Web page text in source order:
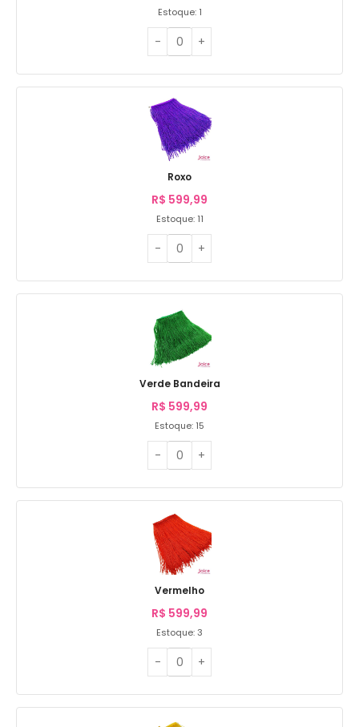
Estoque: 1
Roxo
R$ 599,99
Estoque: 11
Verde Bandeira
R$ 599,99
Estoque: 15
Vermelho
R$ 599,99
Estoque: 3